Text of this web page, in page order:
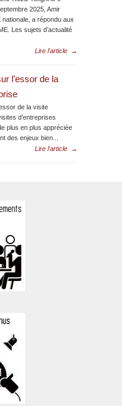
2025, Amir
a répondu aux
Les sujets d’actualité
Lire l'article
→
l’essor de la
de la visite
d’entreprises
plus en plus appréciée
des enjeux bien...
Lire l'article
→